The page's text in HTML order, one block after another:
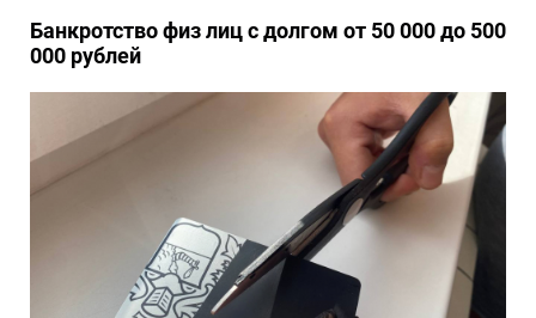
Банкротство физ лиц с долгом от 50 000 до 500
000 рублей